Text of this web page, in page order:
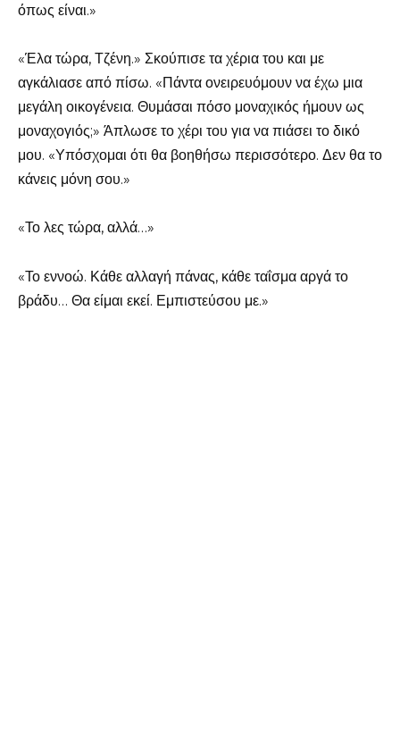
όπως είναι.»
«Έλα τώρα, Τζένη.» Σκούπισε τα χέρια του και με
αγκάλιασε από πίσω. «Πάντα ονειρευόμουν να έχω μια
μεγάλη οικογένεια. Θυμάσαι πόσο μοναχικός ήμουν ως
μοναχογιός;» Άπλωσε το χέρι του για να πιάσει το δικό
μου. «Υπόσχομαι ότι θα βοηθήσω περισσότερο. Δεν θα το
κάνεις μόνη σου.»
«Το λες τώρα, αλλά…»
«Το εννοώ. Κάθε αλλαγή πάνας, κάθε ταΐσμα αργά το
βράδυ… Θα είμαι εκεί. Εμπιστεύσου με.»